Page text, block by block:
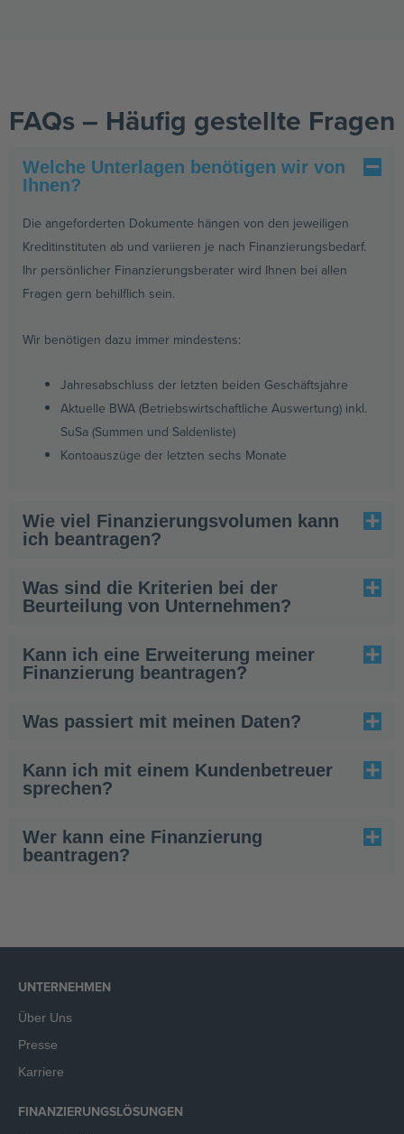
FAQs – Häufig gestellte Fragen
Welche Unterlagen benötigen wir von
Ihnen?
Die angeforderten Dokumente hängen von den jeweiligen
Kreditinstituten ab und variieren je nach Finanzierungsbedarf.
Ihr persönlicher Finanzierungsberater wird Ihnen bei allen
Fragen gern behilflich sein.
Wir benötigen dazu immer mindestens:
Jahresabschluss der letzten beiden Geschäftsjahre
Aktuelle BWA (Betriebswirtschaftliche Auswertung) inkl.
SuSa (Summen und Saldenliste)
Kontoauszüge der letzten sechs Monate
Wie viel Finanzierungsvolumen kann
ich beantragen?
Was sind die Kriterien bei der
Beurteilung von Unternehmen?
Kann ich eine Erweiterung meiner
Finanzierung beantragen?
Was passiert mit meinen Daten?
Kann ich mit einem Kundenbetreuer
sprechen?
Wer kann eine Finanzierung
beantragen?
UNTERNEHMEN
Über Uns
Presse
Karriere
FINANZIERUNGSLÖSUNGEN